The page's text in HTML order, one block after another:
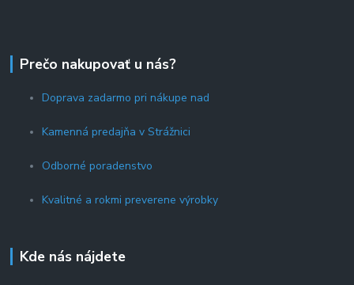
Prečo nakupovať u nás?
Doprava zadarmo pri nákupe nad
Kamenná predajňa v Strážnici
Odborné poradenstvo
Kvalitné a rokmi preverene výrobky
Kde nás nájdete